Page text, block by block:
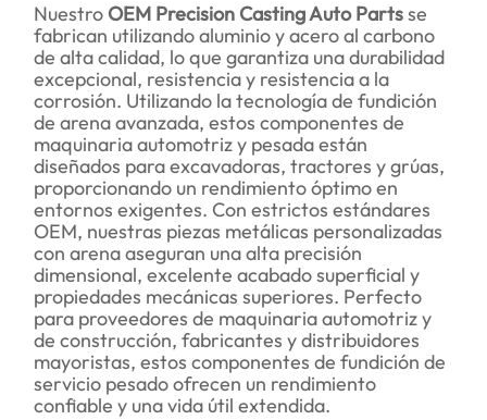
Nuestro OEM Precision Casting Auto Partsse
fabrican utilizando aluminio y acero al carbono
de alta calidad, lo que garantiza una durabilidad
excepcional, resistencia y resistencia a la
corrosión. Utilizando la tecnología de fundición
de arena avanzada, estos componentes de
maquinaria automotriz y pesada están
diseñados para excavadoras, tractores y grúas,
proporcionando un rendimiento óptimo en
entornos exigentes. Con estrictos estándares
OEM, nuestras piezas metálicas personalizadas
con arena aseguran una alta precisión
dimensional, excelente acabado superficial y
propiedades mecánicas superiores. Perfecto
para proveedores de maquinaria automotriz y
de construcción, fabricantes y distribuidores
mayoristas, estos componentes de fundición de
servicio pesado ofrecen un rendimiento
confiable y una vida útil extendida.